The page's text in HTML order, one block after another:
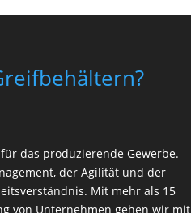
das produzierende Gewerbe.
der Agilität und der
Mit mehr als 15
von Unternehmen gehen wir mit